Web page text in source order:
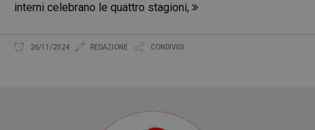
interni celebrano le quattro stagioni,
26/11/2024 REDAZIONE CONDIVIDI